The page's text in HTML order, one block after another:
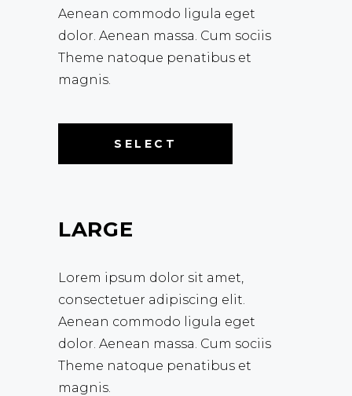
Aenean commodo ligula eget
dolor. Aenean massa. Cum sociis
Theme natoque penatibus et
magnis.
SELECT
LARGE
Lorem ipsum dolor sit amet,
consectetuer adipiscing elit.
Aenean commodo ligula eget
dolor. Aenean massa. Cum sociis
Theme natoque penatibus et
magnis.